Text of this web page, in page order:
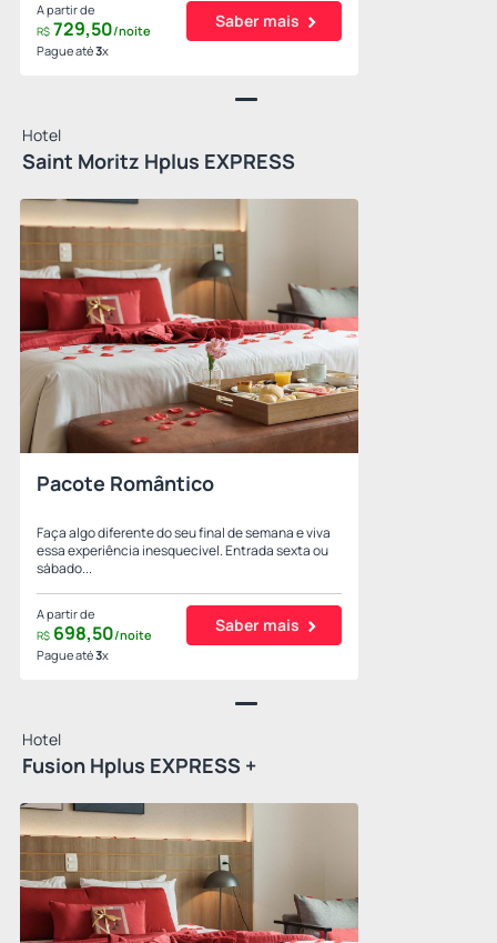
A partir de
R$ 729,50/noite
Pague até3x
Saber mais
Hotel
Saint Moritz Hplus EXPRESS
Pacote Romântico
Faça algo diferente do seu final de semana e viva
essa experiência inesquecível. Entrada sexta ou
sábado...
A partir de
R$ 698,50/noite
Pague até3x
Saber mais
Hotel
Fusion Hplus EXPRESS +